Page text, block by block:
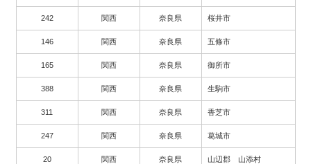
242 関西 奈良県 桜井市
146 関西 奈良県 五條市
165 関西 奈良県 御所市
388 関西 奈良県 生駒市
311 関西 奈良県 香芝市
247 関西 奈良県 葛城市
20 関西 奈良県 山辺郡 山添村